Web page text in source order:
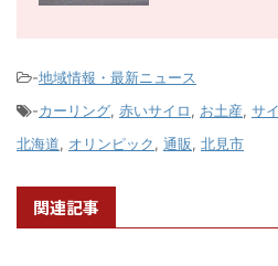
-地域情報・最新ニュース
-カーリング, 赤いサイロ, お土産, サ
北海道, オリンピック, 通販, 北見市
関連記事